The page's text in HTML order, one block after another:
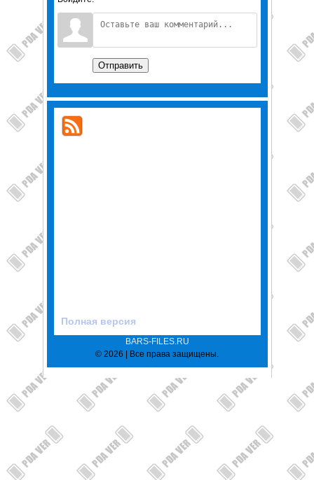
Отправить
Полная версия
BARS-FILES.RU
© 2026 | Все права защищены.